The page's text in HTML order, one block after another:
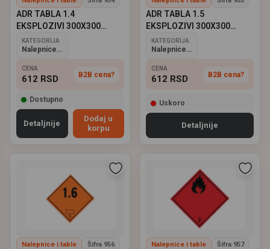
ADR TABLA 1.4
EKSPLOZIVI 300X300
BICMA
KATEGORIJA
Nalepnice i table
CENA
612 RSD B2B cena?
Dostupno
Detaljnije
Dodaj u
korpu
ADR TABLA 1.5
EKSPLOZIVI 300X300
BICMA
KATEGORIJA
Nalepnice i table
CENA
612 RSD B2B cena?
Uskoro
Detaljnije
Nalepnice i table Šifra 956 Nalepnice i table Šifra 957